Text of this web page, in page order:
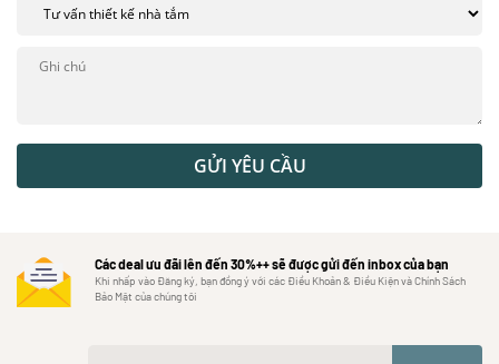
GỬI YÊU CẦU
Các deal ưu đãi lên đến 30%++ sẽ được gửi đến inbox của bạn
Khi nhấp vào Đăng ký, bạn đồng ý với các Điều Khoản & Điều Kiện và Chính Sách
Bảo Mật của chúng tôi